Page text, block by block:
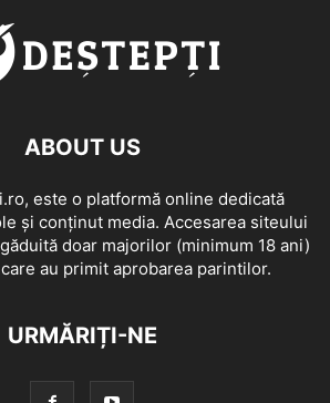
ABOUT US
este o platformă online dedicată
și conținut media. Accesarea siteului
doar majorilor (minimum 18 ani)
au primit aprobarea parintilor.
URMĂRIȚI-NE